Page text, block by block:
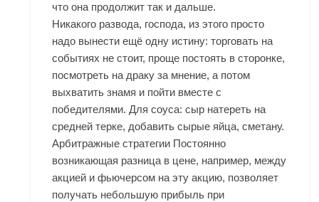
что она продолжит так и дальше.
Никакого развода, господа, из этого просто
надо вынести ещё одну истину: торговать на
событиях не стоит, проще постоять в сторонке,
посмотреть на драку за мнение, а потом
выхватить знамя и пойти вместе с
победителями. Для соуса: сыр натереть на
средней терке, добавить сырые яйца, сметану.
Арбитражные стратегии Постоянно
возникающая разница в цене, например, между
акцией и фьючерсом на эту акцию, позволяет
получать небольшую прибыль при